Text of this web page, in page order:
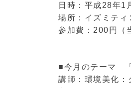
日時：平成28年1
場所：イズミテ
参加費：200円（
■今月のテーマ 「
講師：環境美化